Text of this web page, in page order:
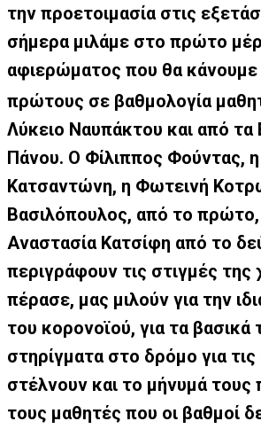
την προετοιμασία στις
σήμερα μιλάμε στο πρώτο
αφιερώματος που θα κάνουμε
πρώτους σε βαθμολογία
Λύκειο Ναυπάκτου και από τα
Πάνου. Ο Φίλιππος Φούντας,
Κατσαντώνη, η Φωτεινή
Βασιλόπουλος, από το πρώτο,
Αναστασία Κατσίφη από το
περιγράφουν τις στιγμές της
πέρασε, μας μιλούν για την
του κορονοϊού, για τα βασικά
στηρίγματα στο δρόμο για
στέλνουν και το μήνυμά τους
τους μαθητές που οι βαθμοί